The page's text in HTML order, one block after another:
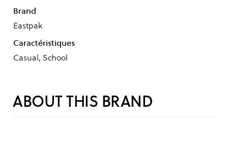
Brand
Eastpak
Caractéristiques
Casual, School
ABOUT THIS BRAND